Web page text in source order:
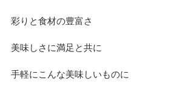
彩りと食材の豊富さ
美味しさに満足と共に
手軽にこんな美味しいものに